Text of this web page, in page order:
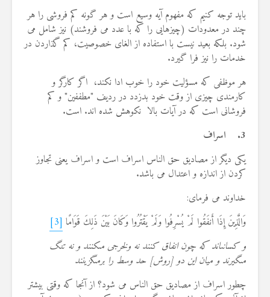
باید توجه کنیم که مفهوم آیه وسیع است و هر گونه کم ‏فروشى را هر
چند در معدودات (چیزهایى را که با عدد مى‏ فروشند) نیز شامل مى
‏شود. بلکه بعید نیست با استفاده از الغاى خصوصیت، کم گذاردن در
خدمات را نیز فرا گیرد.
هر موظفی که مسؤلیت خود را خوب ادا نکند، اگر کارگر و
کارمندى چیزى از وقت خود بدزدد در ردیف "مطففین" و کم‏
فروشانى است که در آیات بالا نکوهش شده اند. است.
3.
اسراف
یکی دیگر از مصادیق حق الناس اسراف است و اسراف یعنى تجاوز
کردن از اندازه و اعتدال می باشد.
خداوند می فرمای:
وَالَّذِينَ إِذَا أَنفَقُوا لَمْ يُسْرِفُوا وَلَمْ يَقْتُرُوا وَكَانَ بَيْنَ ذَلِكَ قَوَامًا [3]
و كسانى‏اند كه چون انفاق كنند نه ولخرجى مى‏كنند و نه تنگ
مى‏گيرند و ميان اين دو [روش] حد وسط را برمى‏گزينند
چطور اسراف از مصادیق حق الناس می شود؟ از آنجا که وقتی بیشتر